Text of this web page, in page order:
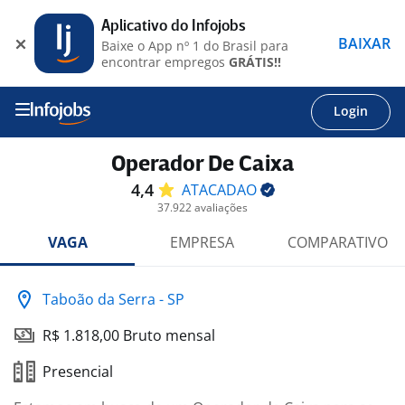
Login
Operador De Caixa
4,4 ATACADAO
37.922 avaliações
VAGA EMPRESA COMPARATIVO
Taboão da Serra - SP
R$ 1.818,00 Bruto mensal
Presencial
Aplicativo do Infojobs
Baixe o App nº 1 do Brasil para
encontrar empregos GRÁTIS!!
BAIXAR